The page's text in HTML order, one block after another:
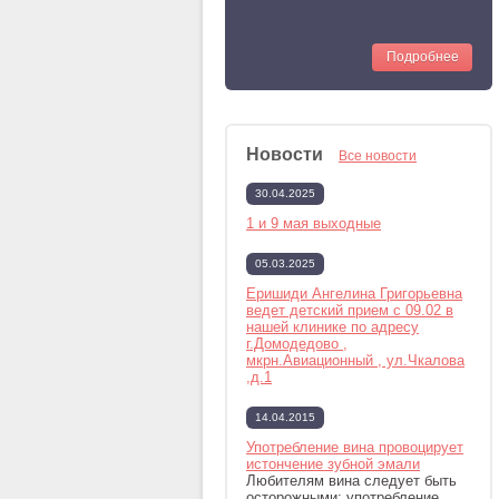
Подробнее
Новости Все новости
30.04.2025
1 и 9 мая выходные
05.03.2025
Еришиди Ангелина Григорьевна
ведет детский прием с 09.02 в
нашей клинике по адресу
г.Домодедово ,
мкрн.Авиационный , ул.Чкалова
,д.1
14.04.2015
Употребление вина провоцирует
истончение зубной эмали
Любителям вина следует быть